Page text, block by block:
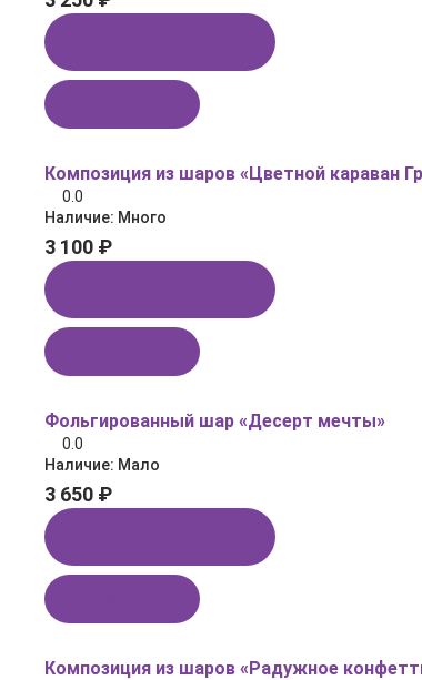
Композиция из шаров «Цветной караван
0.0
Наличие: Много
3 100 ₽
Фольгированный шар «Десерт мечты»
0.0
Наличие: Мало
3 650 ₽
Композиция из шаров «Радужное